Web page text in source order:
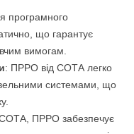
програмного
що гарантує
вимогам.
: ПРРО від СОТА легко
системами, що
СОТА, ПРРО забезпечує